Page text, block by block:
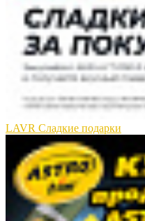
LAVR Сладкие подарки